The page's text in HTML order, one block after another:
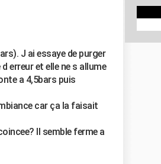
J ai essaye de purger
erreur et elle ne s allume
a 4,5bars puis
car ça la faisait
Il semble ferme a